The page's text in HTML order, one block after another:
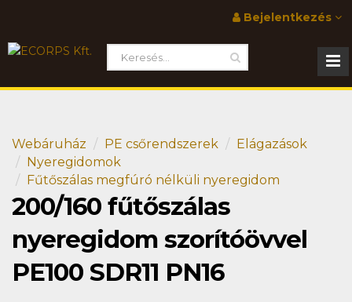
Bejelentkezés
Webáruház PE csőrendszerek
Elágazások
Nyeregidomok
Fűtőszálas megfúró nélküli nyeregidom
200/160 fűtőszálas
nyeregidom szorítóövvel
PE100 SDR11 PN16